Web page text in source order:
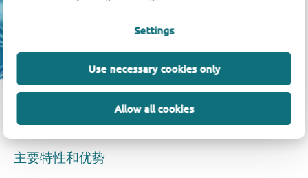
Settings
Use necessary cookies only
Allow all cookies
身控制模块、摄像机、工业计算机以及测
试和测量设备
主要特性和优势